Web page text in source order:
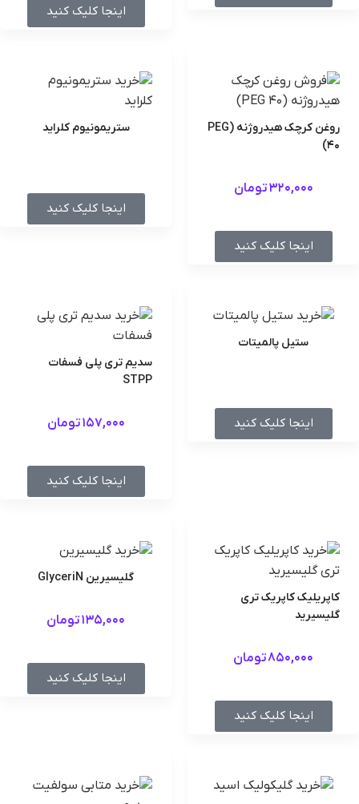
اینجا کلیک کنید
روغن کرچک هیدروژنه (PEG
40)
320,000تومان
اینجا کلیک کنید
ستریمونیوم کلراید
اینجا کلیک کنید
ستیل پالمیتات
اینجا کلیک کنید
سدیم تری پلی فسفات
STPP
157,000تومان
اینجا کلیک کنید
کاپریلیک کاپریک تری
گلیسیرید
850,000تومان
اینجا کلیک کنید
گلیسیرین GlyceriN
135,000تومان
اینجا کلیک کنید